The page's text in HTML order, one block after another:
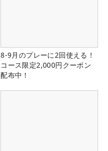
8-9月のプレーに2回使える！
コース限定2,000円クーポン
配布中！